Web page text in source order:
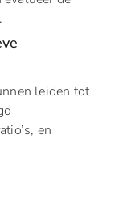
leiden tot
en